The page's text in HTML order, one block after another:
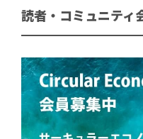
読者・コミュニティ